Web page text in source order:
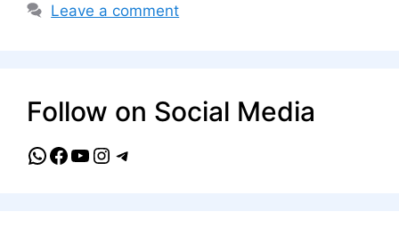
Leave a comment
Follow on Social Media
WhatsApp
Facebook
YouTube
Instagram
Telegram